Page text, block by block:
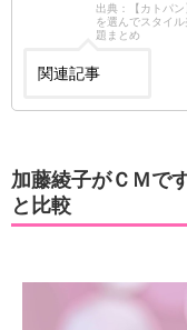
出典：【カトパ
を選んでスタイ
題まとめ
関連記事
加藤綾子がＣＭで
と比較